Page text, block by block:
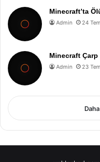
Minecraft’ta
Admin 24
Minecraft Çarp
Admin 23